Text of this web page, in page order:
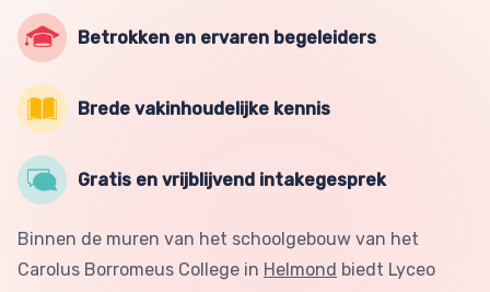
Betrokken en ervaren begeleiders
Brede vakinhoudelijke kennis
Gratis en vrijblijvend intakegesprek
Binnen de muren van het schoolgebouw van het
Carolus Borromeus College in Helmond biedt Lyceo